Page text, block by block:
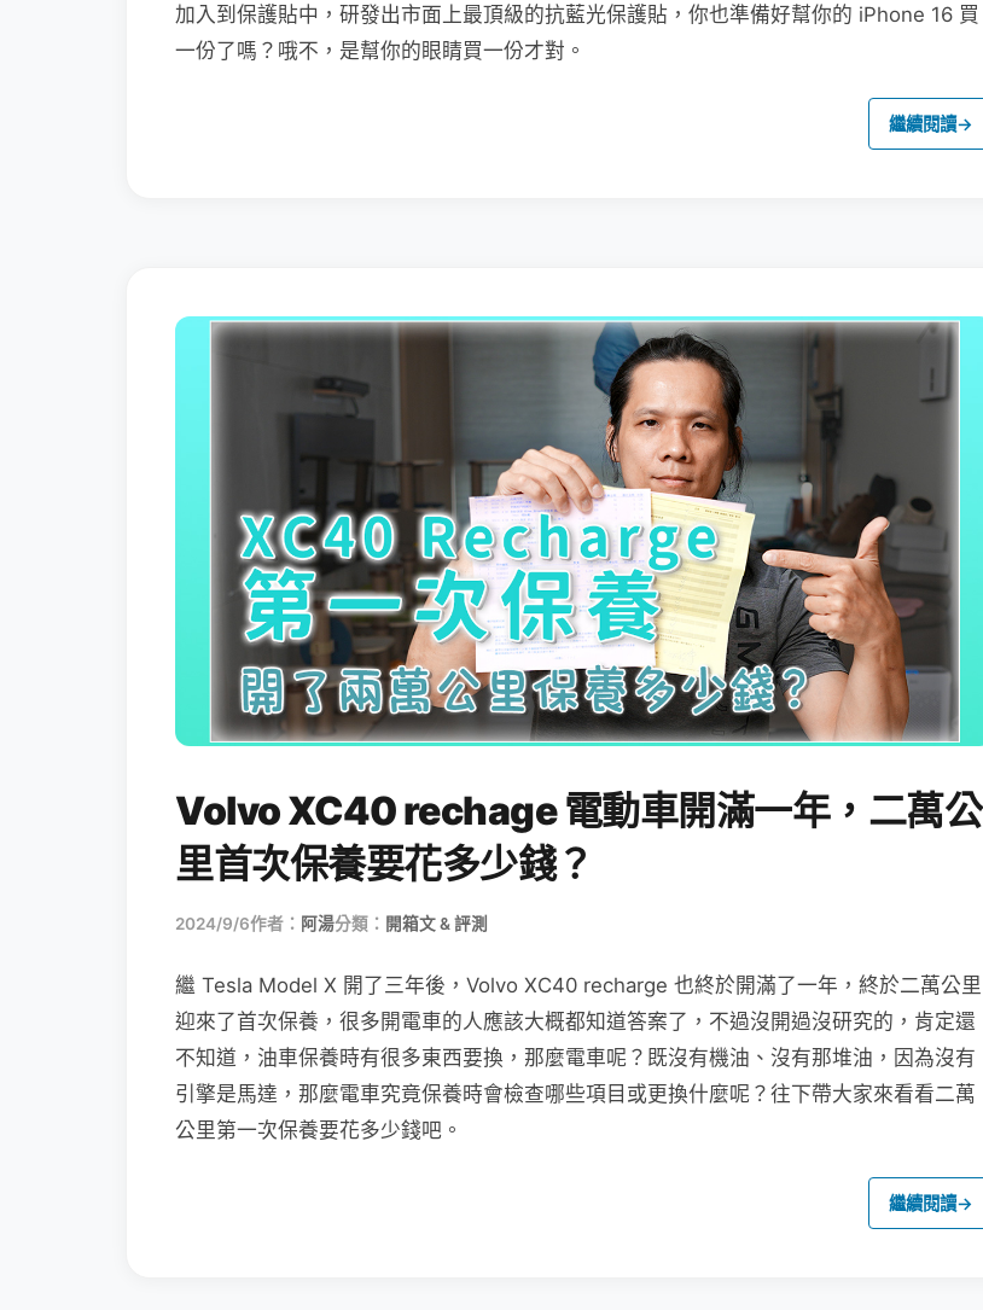
加入到保護貼中，研發出市面上最頂級的抗藍光保護貼，你也準備好幫你的 iPhone 16 買
一份了嗎？哦不，是幫你的眼睛買一份才對。
繼續閱讀→
Volvo XC40 rechage 電動車開滿一年，二萬公
里首次保養要花多少錢？
2024/9/6作者： 阿湯分類： 開箱文 & 評測
繼 Tesla Model X 開了三年後，Volvo XC40 recharge 也終於開滿了一年，終於二萬公里
迎來了首次保養，很多開電車的人應該大概都知道答案了，不過沒開過沒研究的，肯定還
不知道，油車保養時有很多東西要換，那麼電車呢？既沒有機油、沒有那堆油，因為沒有
引擎是馬達，那麼電車究竟保養時會檢查哪些項目或更換什麼呢？往下帶大家來看看二萬
公里第一次保養要花多少錢吧。
繼續閱讀→